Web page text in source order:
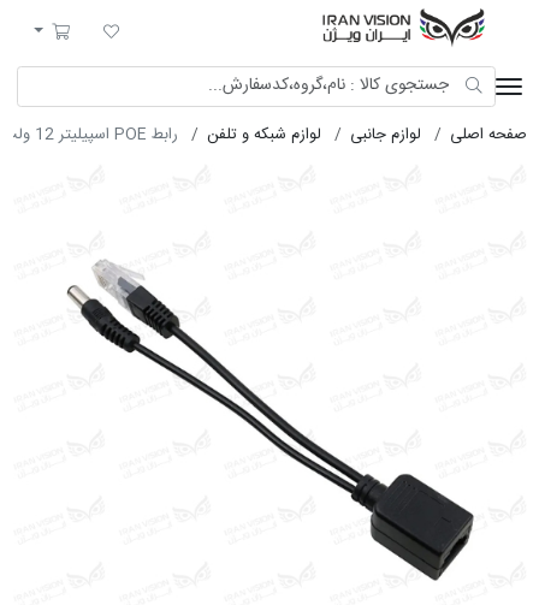
لیست مورد علاقه
سبد خرید
صفحه اصلی لوازم جانبی لوازم شبکه و تلفن رابط POE اسپیلیتر 12 ولت صنعتی مشکی